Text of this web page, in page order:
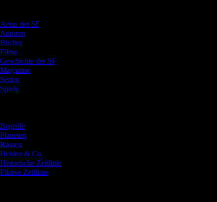
Arten der SF
Autoren
Bücher
Filme
Geschichte der SF
Magazine
Serien
Spiele
Begriffe
Planeten
Rassen
Helden & Co.
Historische Zeitlinie
Fiktive Zeitlinie